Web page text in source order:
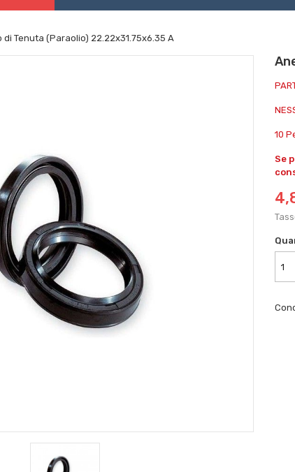
di Tenuta (Paraolio) 22.22x31.75x6.35 A
10
Se